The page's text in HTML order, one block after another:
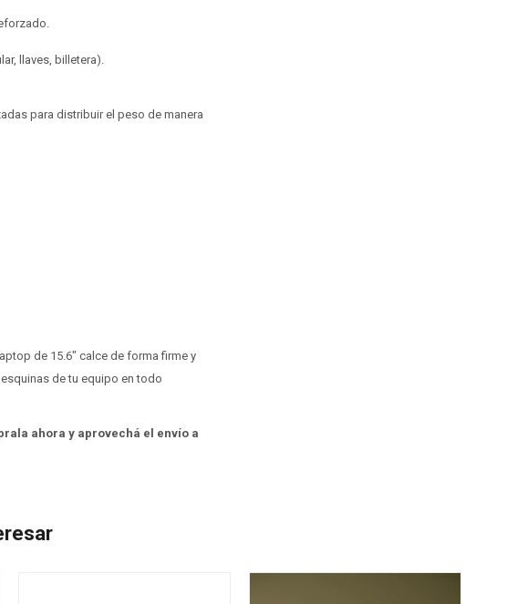
llaves, billetera).
para distribuir el peso de manera
de 15.6" calce de forma firme y
de tu equipo en todo
ahora y aprovechá el envío a